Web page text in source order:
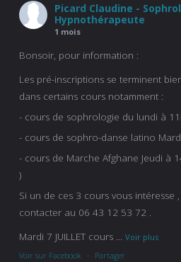
Picard Claudine -
Hypnothérapeute
1 mois
Bonsoir, pour information :
Les pré-inscriptions se terminent
dans certains cours notamment :
- cours de sophrologie du lundi à
- cours de sophro-danse latino
- cours de Marche Afghane Jeudi à
)
Si un de ces 3 cours vous intéresse
contacter au 06 43 12 53 72 .
Mardi 7 JUILLET cours
Voir plus
Voir sur Facebook
· Partager